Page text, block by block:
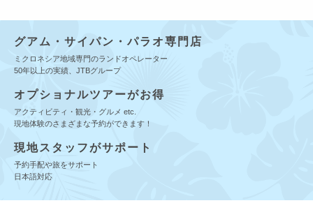
グアム・サイパン・パラオ専門店
ミクロネシア地域専門のランドオペレーター
50年以上の実績、JTBグループ
オプショナルツアーがお得
アクティビティ・観光・グルメ etc.
現地体験のさまざまな予約ができます！
現地スタッフがサポート
予約手配や旅をサポート
日本語対応